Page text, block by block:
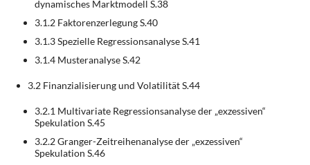
dynamisches Marktmodell S.38
3.1.2 Faktorenzerlegung S.40
3.1.3 Spezielle Regressionsanalyse S.41
3.1.4 Musteranalyse S.42
3.2 Finanzialisierung und Volatilität S.44
3.2.1 Multivariate Regressionsanalyse der „exzessiven“
Spekulation S.45
3.2.2 Granger-Zeitreihenanalyse der „exzessiven“
Spekulation S.46